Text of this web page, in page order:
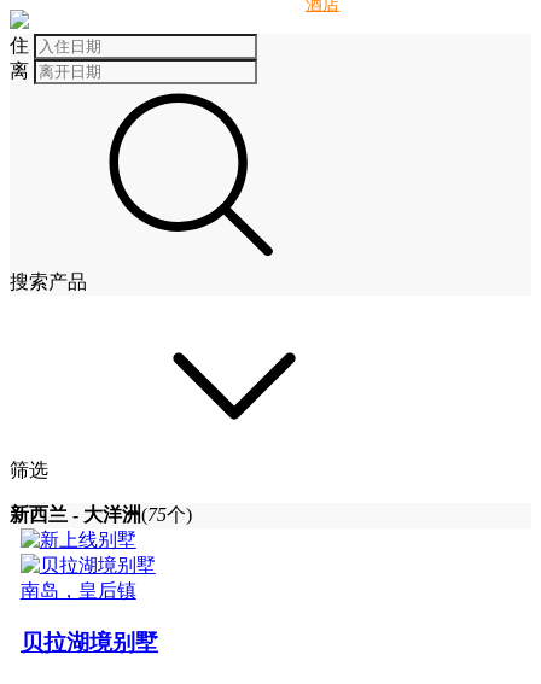
住
离
搜索产品
筛选
新西兰 - 大洋洲(75个)
南岛，皇后镇
贝拉湖境别墅